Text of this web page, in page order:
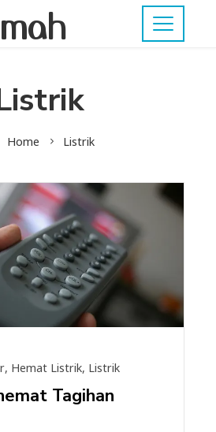
Home Listrik
, Hemat Listrik, Listrik
Tagihan